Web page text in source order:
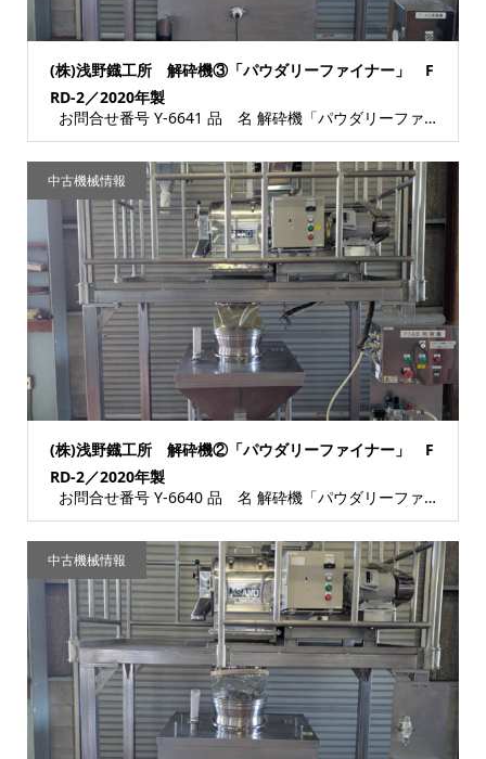
(株)浅野鐡工所 解砕機③「パウダリーファイナー」 F
RD-2／2020年製
お問合せ番号 Y-6641 品 名 解砕機「パウダリーファイナー」（製造番号：2000...
(株)浅野鐡工所 解砕機②「パウダリーファイナー」 F
RD-2／2020年製
お問合せ番号 Y-6640 品 名 解砕機「パウダリーファイナー」（製造番号：2000...
中古機械情報
中古機械情報